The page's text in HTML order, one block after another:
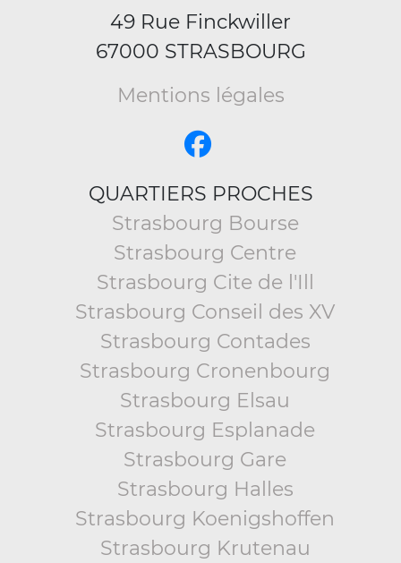
49 Rue Finckwiller
67000 STRASBOURG
Mentions légales
QUARTIERS PROCHES
Strasbourg Bourse
Strasbourg Centre
Strasbourg Cite de l'Ill
Strasbourg Conseil des XV
Strasbourg Contades
Strasbourg Cronenbourg
Strasbourg Elsau
Strasbourg Esplanade
Strasbourg Gare
Strasbourg Halles
Strasbourg Koenigshoffen
Strasbourg Krutenau